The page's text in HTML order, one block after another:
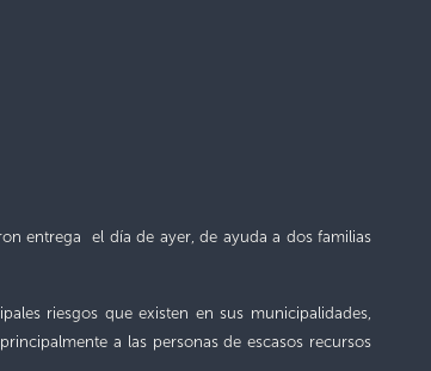
entrega el día de ayer, de ayuda a dos familias
riesgos que existen en sus municipalidades,
a las personas de escasos recursos